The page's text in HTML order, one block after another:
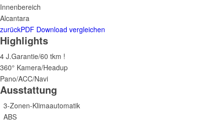
Innenbereich
Alcantara
zurückPDF Download vergleichen
Highlights
4 J.Garantie/60 tkm !
360° Kamera/Headup
Pano/ACC/Navi
Ausstattung
3-Zonen-Klimaautomatik
ABS